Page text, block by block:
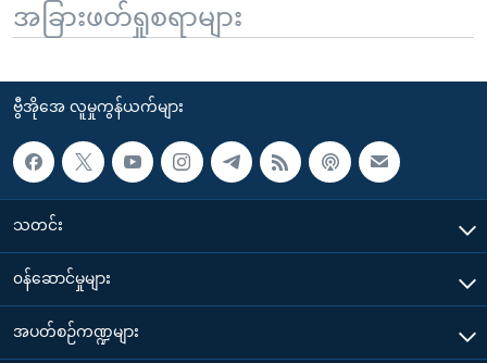
အခြားဖတ်ရှုစရာများ
ဗွီအိုအေ လူမှုကွန်ယက်များ
သတင်း
၀န်ဆောင်မှုများ
အပတ်စဉ်ကဏ္ဍများ